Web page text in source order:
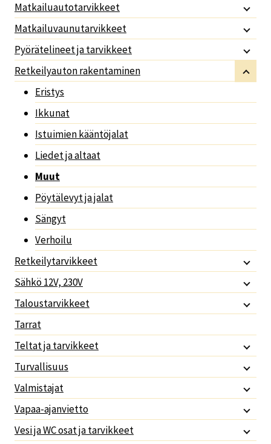
Matkailuautotarvikkeet
Matkailuvaunutarvikkeet
Pyörätelineet ja tarvikkeet
Retkeilyauton rakentaminen
Eristys
Ikkunat
Istuimien kääntöjalat
Liedet ja altaat
Muut
Pöytälevyt ja jalat
Sängyt
Verhoilu
Retkeilytarvikkeet
Sähkö 12V, 230V
Taloustarvikkeet
Tarrat
Teltat ja tarvikkeet
Turvallisuus
Valmistajat
Vapaa-ajanvietto
Vesi ja WC osat ja tarvikkeet